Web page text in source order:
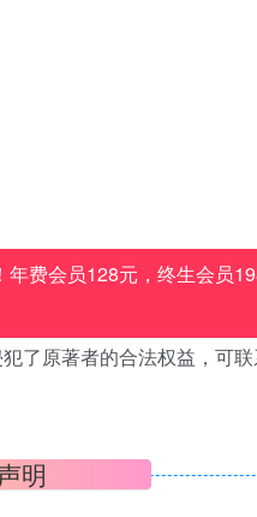
费会员128元，终生会员
了原著者的合法权益，可
明